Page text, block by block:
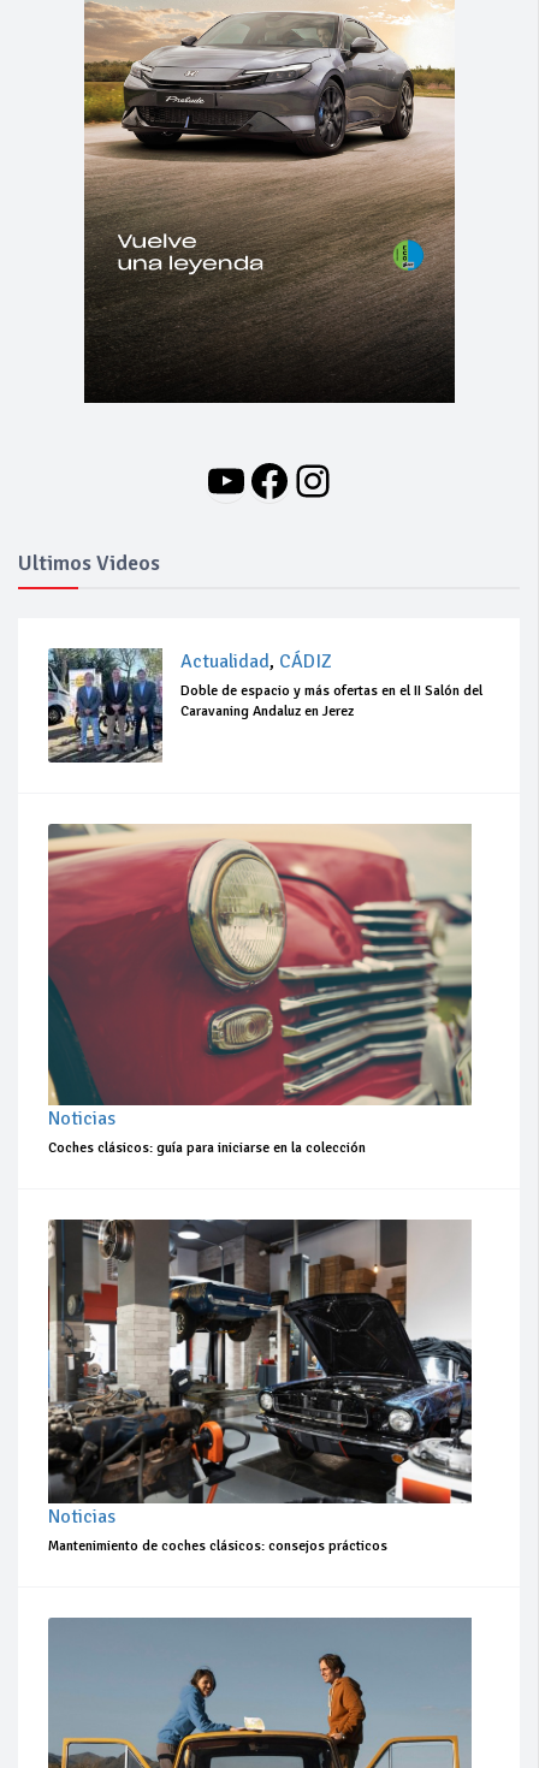
YouTube
Facebook
Instagram
Ultimos Videos
Actualidad, CÁDIZ
Doble de espacio y más ofertas en el II Salón del
Caravaning Andaluz en Jerez
Noticias
Coches clásicos: guía para iniciarse en la colección
Noticias
Mantenimiento de coches clásicos: consejos prácticos